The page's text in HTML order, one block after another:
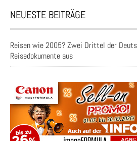
NEUESTE BEITRÄGE
Reisen wie 2005? Zwei Drittel der
Reisedokumente aus